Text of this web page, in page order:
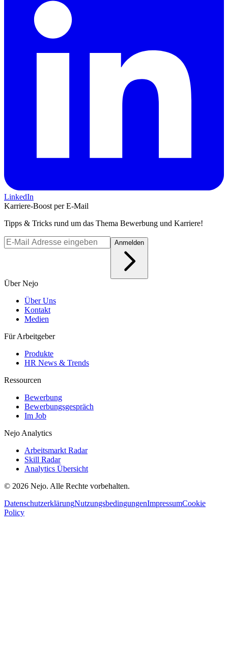
LinkedIn
Karriere-Boost per E-Mail
Tipps & Tricks rund um das Thema Bewerbung und Karriere!
Anmelden
Über Nejo
Über Uns
Kontakt
Medien
Für Arbeitgeber
Produkte
HR News & Trends
Ressourcen
Bewerbung
Bewerbungsgespräch
Im Job
Nejo Analytics
Arbeitsmarkt Radar
Skill Radar
Analytics Übersicht
© 2026 Nejo. Alle Rechte vorbehalten.
DatenschutzerklärungNutzungsbedingungenImpressumCookie
Policy